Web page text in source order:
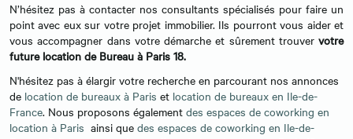
N’hésitez pas à contacter nos consultants spécialisés pour faire un
point avec eux sur votre projet immobilier. Ils pourront vous aider et
vous accompagner dans votre démarche et sûrement trouver votre
future location de Bureau à Paris 18.
N'hésitez pas à élargir votre recherche en parcourant nos annonces
de location de bureaux à Paris et location de bureaux en Ile-de-
France. Nous proposons également des espaces de coworking en
location à Paris ainsi que des espaces de coworking en Ile-de-